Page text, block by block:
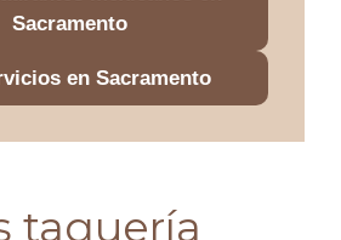
Sacramento
en Sacramento
taquería